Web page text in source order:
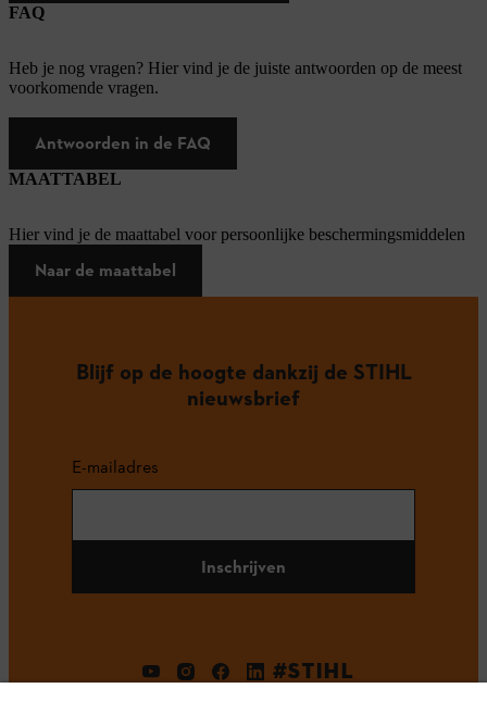
FAQ
Heb je nog vragen? Hier vind je de juiste antwoorden op de meest
voorkomende vragen.
Antwoorden in de FAQ
MAATTABEL
Hier vind je de maattabel voor persoonlijke beschermingsmiddelen
Naar de maattabel
Blijf op de hoogte dankzij de STIHL
nieuwsbrief
E-mailadres
Inschrijven
#STIHL